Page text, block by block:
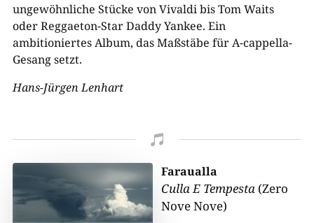
ungewöhnliche Stücke von Vivaldi bis Tom Waits
oder Reggaeton-Star Daddy Yankee. Ein
ambitioniertes Album, das Maßstäbe für A-cappella-
Gesang setzt.
Hans-Jürgen Lenhart

Faraualla
Culla E Tempesta (Zero
Nove Nove)